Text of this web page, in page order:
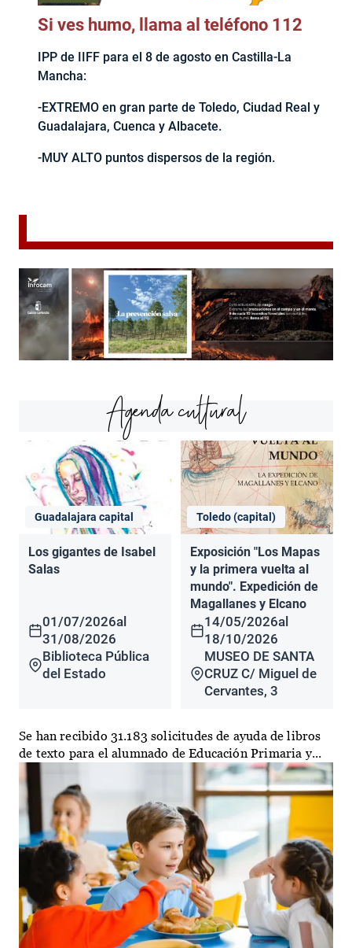
Si ves humo, llama al teléfono 112
IPP de IIFF para el 8 de agosto en Castilla-La
Mancha:
-EXTREMO en gran parte de Toledo, Ciudad Real y
Guadalajara, Cuenca y Albacete.
-MUY ALTO puntos dispersos de la región.
Agenda cultural
Guadalajara capital
Los gigantes de Isabel
Salas
01/07/2026al
31/08/2026
Biblioteca Pública
del Estado
Toledo (capital)
Exposición "Los Mapas
y la primera vuelta al
mundo". Expedición de
Magallanes y Elcano
14/05/2026al
18/10/2026
MUSEO DE SANTA
CRUZ C/ Miguel de
Cervantes, 3
Se han recibido 31.183 solicitudes de ayuda de libros
de texto para el alumnado de Educación Primaria y...